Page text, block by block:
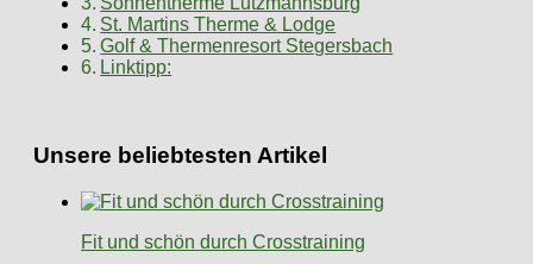
St. Martins Therme & Lodge
Golf & Thermenresort Stegersbach
Linktipp:
Unsere beliebtesten Artikel
Fit und schön durch Crosstraining